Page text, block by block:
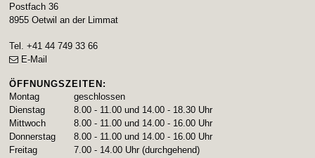
Postfach 36
8955 Oetwil an der Limmat
Tel.+41 44 749 33 66
E-Mail
ÖFFNUNGSZEITEN:
Montag
geschlossen
Dienstag
8.00 - 11.00 und 14.00 - 18.30 Uhr
Mittwoch
8.00 - 11.00 und 14.00 - 16.00 Uhr
Donnerstag
8.00 - 11.00 und 14.00 - 16.00 Uhr
Freitag
7.00 - 14.00 Uhr (durchgehend)